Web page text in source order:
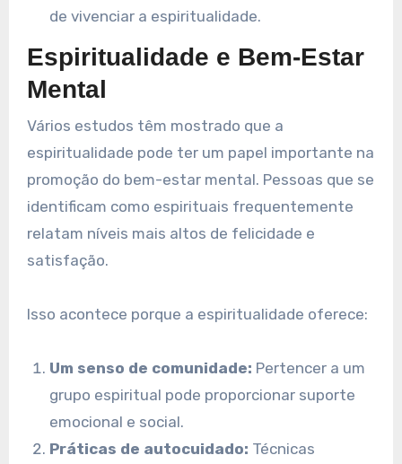
de vivenciar a espiritualidade.
Espiritualidade e Bem-Estar
Mental
Vários estudos têm mostrado que a
espiritualidade pode ter um papel importante na
promoção do bem-estar mental. Pessoas que se
identificam como espirituais frequentemente
relatam níveis mais altos de felicidade e
satisfação.
Isso acontece porque a espiritualidade oferece:
Um senso de comunidade: Pertencer a um
grupo espiritual pode proporcionar suporte
emocional e social.
Práticas de autocuidado: Técnicas